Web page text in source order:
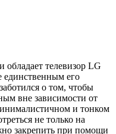
телевизор LG
единственным его
о том, чтобы
вне зависимости от
и тонком
не только на
закрепить при помощи